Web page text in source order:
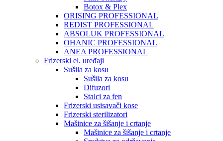
Botox & Plex
ORISING PROFESSIONAL
REDIST PROFESSIONAL
ABSOLUK PROFESSIONAL
OHANIC PROFESSIONAL
ANEA PROFESSIONAL
Frizerski el. uređaji
Sušila za kosu
Sušila za kosu
Difuzori
Stalci za fen
Frizerski usisavači kose
Frizerski sterilizatori
Mašinice za šišanje i crtanje
Mašinice za šišanje i crtanje